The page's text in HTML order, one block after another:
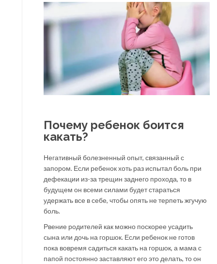
Почему ребенок боится
какать?
Негативный болезненный опыт, связанный с
запором. Если ребенок хоть раз испытал боль при
дефекации из-за трещин заднего прохода, то в
будущем он всеми силами будет стараться
удержать все в себе, чтобы опять не терпеть жгучую
боль.
Рвение родителей как можно поскорее усадить
сына или дочь на горшок. Если ребенок не готов
пока вовремя садиться какать на горшок, а мама с
папой постоянно заставляют его это делать, то он